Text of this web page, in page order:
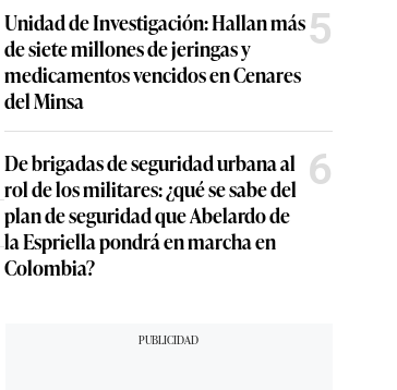
Unidad de Investigación: Hallan más
de siete millones de jeringas y
medicamentos vencidos en Cenares
del Minsa
5
De brigadas de seguridad urbana al
rol de los militares: ¿qué se sabe del
plan de seguridad que Abelardo de
la Espriella pondrá en marcha en
Colombia?
6